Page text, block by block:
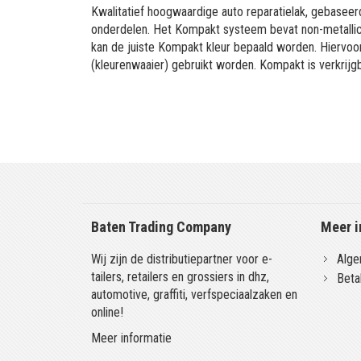
Kwalitatief hoogwaardige auto reparatielak,
onderdelen. Het Kompakt systeem bevat non-
kan de juiste Kompakt kleur bepaald worden.
(kleurenwaaier) gebruikt worden. Kompakt is
Baten Trading Company
Wij zijn de distributiepartner voor e-
tailers, retailers en grossiers in dhz,
automotive, graffiti, verfspeciaalzaken en
online!
Meer informatie
Meer